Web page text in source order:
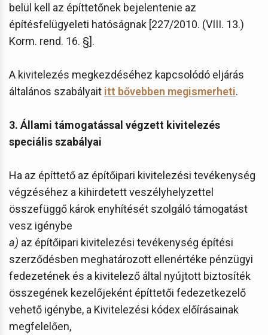
belül kell az építtetőnek bejelentenie az
építésfelügyeleti hatóságnak [227/2010. (VIII. 13.)
Korm. rend. 16. §].
A kivitelezés megkezdéséhez kapcsolódó eljárás
általános szabályait itt bővebben megismerheti.
3. Állami támogatással végzett kivitelezés
speciális szabályai
Ha az építtető az építőipari kivitelezési tevékenység
végzéséhez a kihirdetett veszélyhelyzettel
összefüggő károk enyhítését szolgáló támogatást
vesz igénybe
a) az építőipari kivitelezési tevékenység építési
szerződésben meghatározott ellenértéke pénzügyi
fedezetének és a kivitelező által nyújtott biztosíték
összegének kezelőjeként építtetői fedezetkezelő
vehető igénybe, a Kivitelezési kódex előírásainak
megfelelően,